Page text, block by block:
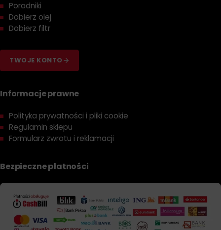
Poradniki
Dobierz olej
Dobierz filtr
TWOJE KONTO
Informacje prawne
Polityka prywatności i pliki cookie
Regulamin sklepu
Formularz zwrotu i reklamacji
Bezpieczne płatności